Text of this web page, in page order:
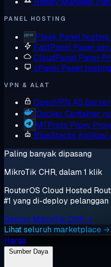
PANEL HOSTING
Plesk Panel
FastPanel Panel
CloudPanel Panel
cPanel Panel
VPN & ALAT
OpenVPN AS
Docker Container
MTProto Proxy
BlueStacks Aplikasi
Paling banyak dipasang
MikroTik CHR, dalam 1 klik
RouterOS Cloud Hosted
#1 yang di-deploy
Deploy MikroTik CHR →
Lihat seluruh marketplace →
Harga
Sumber Daya